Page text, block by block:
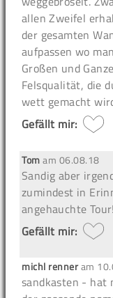
allen Zweifel
der gesamten
aufpassen wo
Großen und
Felsqualität, die
wett gemacht
Gefällt mir:
Tomam 06.08.18
Sandig aber
zumindest in
angehauchte Tour!
Gefällt mir:
michl renneram
sandkasten - hat